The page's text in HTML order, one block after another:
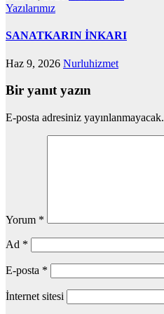
Yazılarımız
SANATKARIN İNKARI
Haz 9, 2026 Nurluhizmet
Bir yanıt yazın
E-posta adresiniz yayınlanmayacak.
Yorum *
Ad *
E-posta *
İnternet sitesi